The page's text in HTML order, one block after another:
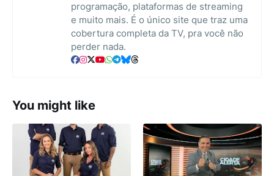
programação, plataformas de streaming
e muito mais. É o único site que traz uma
cobertura completa da TV, pra você não
perder nada.
You might like